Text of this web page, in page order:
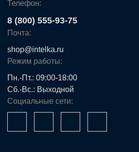
Телефон:
8 (800) 555-93-75
Почта:
shop@intelka.ru
Режим работы:
Пн.-Пт.: 09:00-18:00
Сб.-Вс.: Выходной
Социальные сети: